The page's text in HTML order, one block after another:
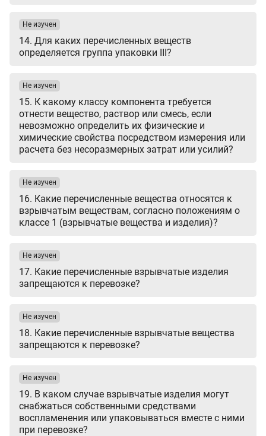
14. Для каких перечисленных веществ
определяется группа упаковки III?
Не изучен
15. К какому классу компонента требуется
отнести вещество, раствор или смесь, если
невозможно определить их физические и
химические свойства посредством измерения или
расчета без несоразмерных затрат или усилий?
Не изучен
16. Какие перечисленные вещества относятся к
взрывчатым веществам, согласно положениям о
классе 1 (взрывчатые вещества и изделия)?
Не изучен
17. Какие перечисленные взрывчатые изделия
запрещаются к перевозке?
Не изучен
18. Какие перечисленные взрывчатые вещества
запрещаются к перевозке?
Не изучен
19. В каком случае взрывчатые изделия могут
снабжаться собственными средствами
воспламенения или упаковываться вместе с ними
при перевозке?
Не изучен